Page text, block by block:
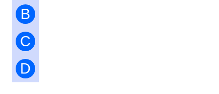
B
C
D